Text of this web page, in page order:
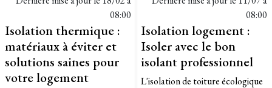
08:00
Isolation thermique :
matériaux à éviter et
solutions saines pour
votre logement
08:00
Isolation logement :
Isoler avec le bon
isolant professionnel
L'isolation de toiture écologique